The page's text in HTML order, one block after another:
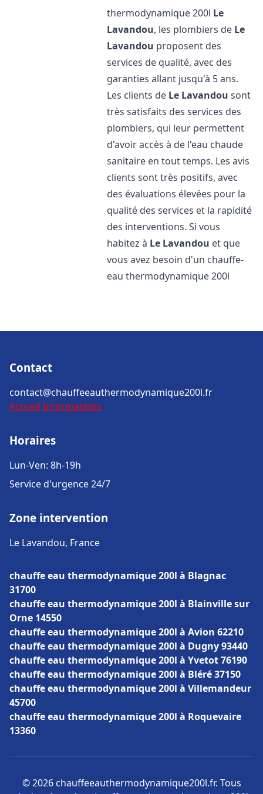
thermodynamique 200l Le
Lavandou, les plombiers de Le
Lavandou proposent des
services de qualité, avec des
garanties allant jusqu'à 5 ans.
Les clients de Le Lavandou sont
très satisfaits des services des
plombiers, qui leur permettent
d'avoir accès à de l'eau chaude
sanitaire en tout temps. Les avis
clients sont très positifs, avec
des évaluations élevées pour la
qualité des services et la rapidité
des interventions. Si vous
habitez à Le Lavandou et que
vous avez besoin d'un chauffe-
eau thermodynamique 200l
Contact
contact@chauffeeauthermodynamique200l.fr
Accueil Informations
Horaires
Lun-Ven: 8h-19h
Service d'urgence 24/7
Zone intervention
Le Lavandou, France
chauffe eau thermodynamique 200l à Blagnac
31700
chauffe eau thermodynamique 200l à Blainville sur
Orne 14550
chauffe eau thermodynamique 200l à Avion 62210
chauffe eau thermodynamique 200l à Dugny 93440
chauffe eau thermodynamique 200l à Yvetot 76190
chauffe eau thermodynamique 200l à Bléré 37150
chauffe eau thermodynamique 200l à Villemandeur
45700
chauffe eau thermodynamique 200l à Roquevaire
13360
© 2026 chauffeeauthermodynamique200l.fr. Tous